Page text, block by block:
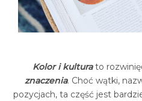
Kolor i kulturato
znaczenia. Choć wątki,
pozycjach, ta część jest